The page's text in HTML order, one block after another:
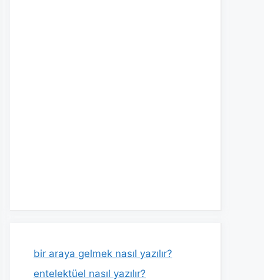
bir araya gelmek nasıl yazılır?
entelektüel nasıl yazılır?